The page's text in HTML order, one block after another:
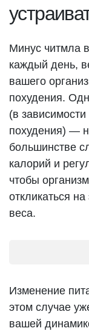
Минус читмла
каждый день,
вашего
похудения.
(в
похудения) —
большинстве
калорий и
чтобы
откликаться
веса.
Изменение
этом случае
вашей